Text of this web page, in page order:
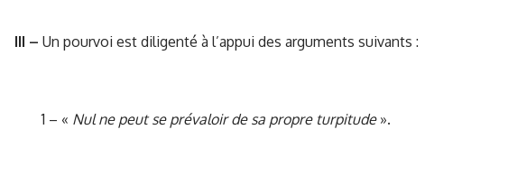
III – Un pourvoi est diligenté à l’appui des arguments suivants :
1 – « Nul ne peut se prévaloir de sa propre turpitude».